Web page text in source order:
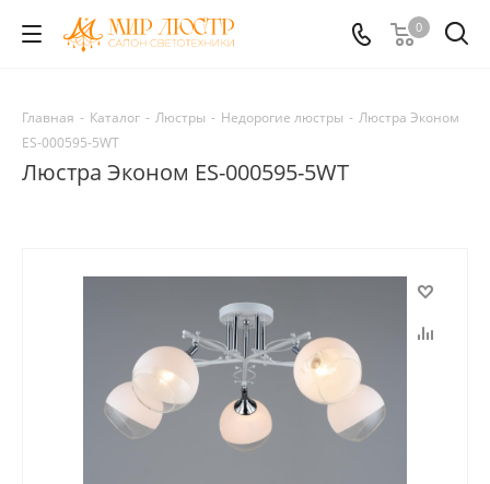
0
Главная - Каталог - Люстры - Недорогие люстры - Люстра Эконом
ES-000595-5WT
Люстра Эконом ES-000595-5WT